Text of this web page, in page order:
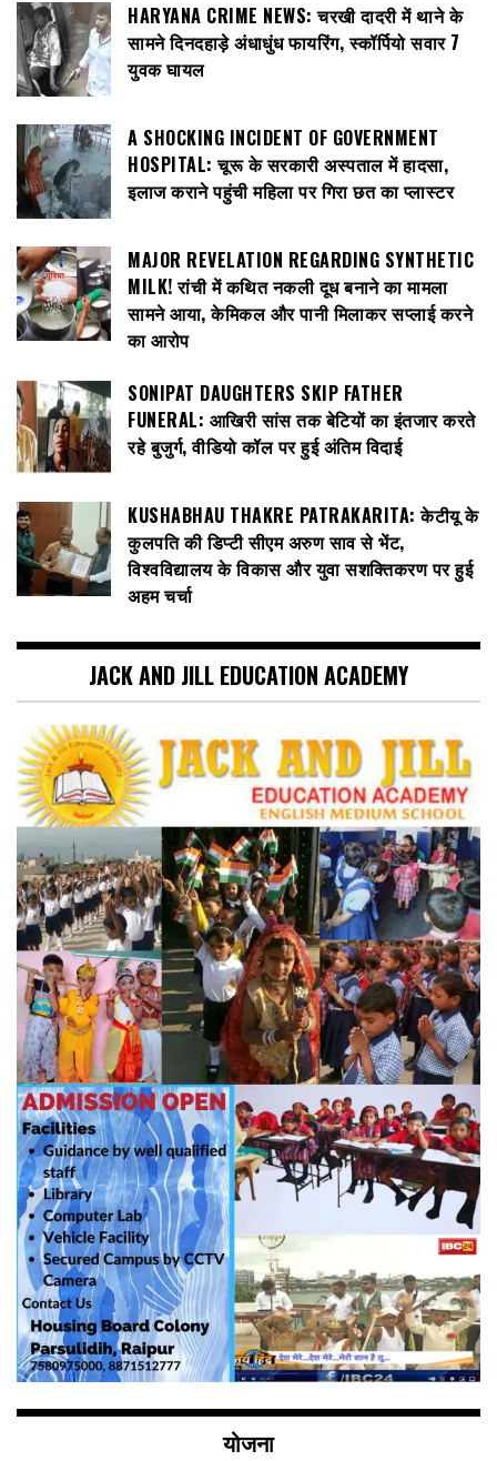
HARYANA CRIME NEWS: चरखी दादरी में थाने के
सामने दिनदहाड़े अंधाधुंध फायरिंग, स्कॉर्पियो सवार 7
युवक घायल
A SHOCKING INCIDENT OF GOVERNMENT
HOSPITAL: चूरू के सरकारी अस्पताल में हादसा,
इलाज कराने पहुंची महिला पर गिरा छत का प्लास्टर
MAJOR REVELATION REGARDING SYNTHETIC
MILK! रांची में कथित नकली दूध बनाने का मामला
सामने आया, केमिकल और पानी मिलाकर सप्लाई करने
का आरोप
SONIPAT DAUGHTERS SKIP FATHER
FUNERAL: आखिरी सांस तक बेटियों का इंतजार करते
रहे बुजुर्ग, वीडियो कॉल पर हुई अंतिम विदाई
KUSHABHAU THAKRE PATRAKARITA: केटीयू के
कुलपति की डिप्टी सीएम अरुण साव से भेंट,
विश्वविद्यालय के विकास और युवा सशक्तिकरण पर हुई
अहम चर्चा
JACK AND JILL EDUCATION ACADEMY
योजना